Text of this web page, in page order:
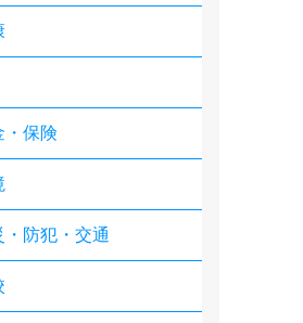
・保険
・防犯・交通